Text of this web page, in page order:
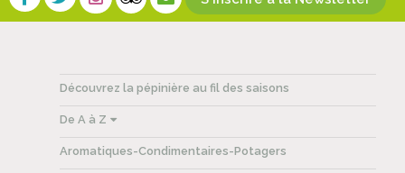
Découvrez la pépinière au fil des saisons
De A à Z
Aromatiques-Condimentaires-Potagers